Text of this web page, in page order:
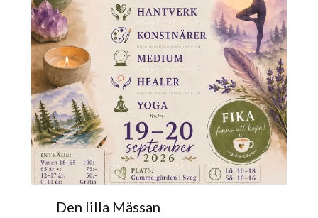
Den lilla Mässan